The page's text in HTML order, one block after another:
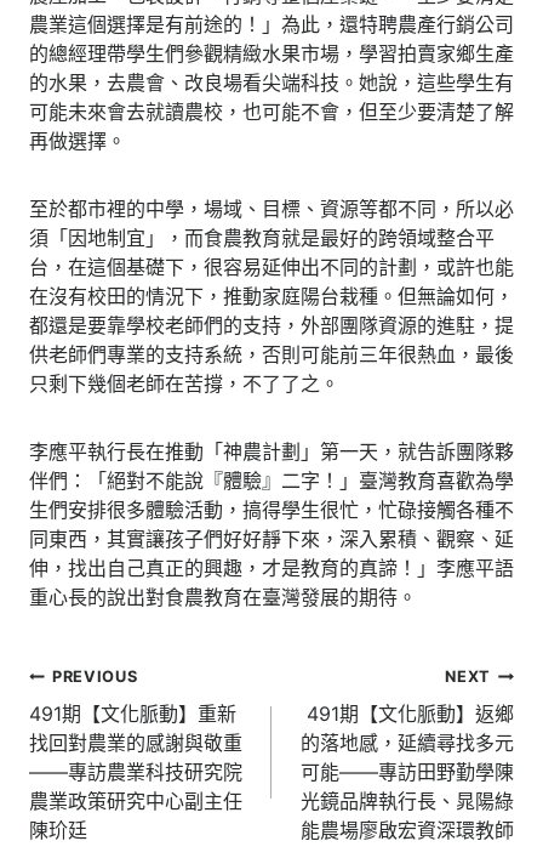
農業這個選擇是有前途的！」為此，還特聘農產行銷公司
的總經理帶學生們參觀精緻水果市場，學習拍賣家鄉生產
的水果，去農會、改良場看尖端科技。她說，這些學生有
可能未來會去就讀農校，也可能不會，但至少要清楚了解
再做選擇。
至於都市裡的中學，場域、目標、資源等都不同，所以必
須「因地制宜」，而食農教育就是最好的跨領域整合平
台，在這個基礎下，很容易延伸出不同的計劃，或許也能
在沒有校田的情況下，推動家庭陽台栽種。但無論如何，
都還是要靠學校老師們的支持，外部團隊資源的進駐，提
供老師們專業的支持系統，否則可能前三年很熱血，最後
只剩下幾個老師在苦撐，不了了之。
李應平執行長在推動「神農計劃」第一天，就告訴團隊夥
伴們：「絕對不能說『體驗』二字！」臺灣教育喜歡為學
生們安排很多體驗活動，搞得學生很忙，忙碌接觸各種不
同東西，其實讓孩子們好好靜下來，深入累積、觀察、延
伸，找出自己真正的興趣，才是教育的真諦！」李應平語
重心長的說出對食農教育在臺灣發展的期待。
文
章
導
覽
PREVIOUS
491期【文化脈動】重新
找回對農業的感謝與敬重
——專訪農業科技研究院
農業政策研究中心副主任
陳玠廷
NEXT
491期【文化脈動】返鄉
的落地感，延續尋找多元
可能——專訪田野勤學陳
光鏡品牌執行長、晁陽綠
能農場廖啟宏資深環教師